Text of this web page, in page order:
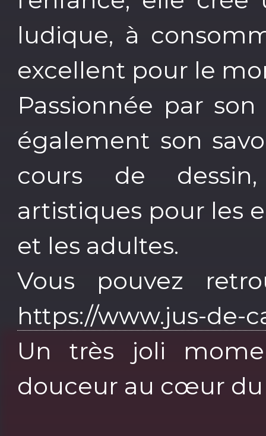
ludique, à
excellent pour le
Passionnée par
également son
cours de
artistiques pour les
et les adultes.
Vous pouvez
https://www.jus-de-
Un très joli
douceur au cœur du